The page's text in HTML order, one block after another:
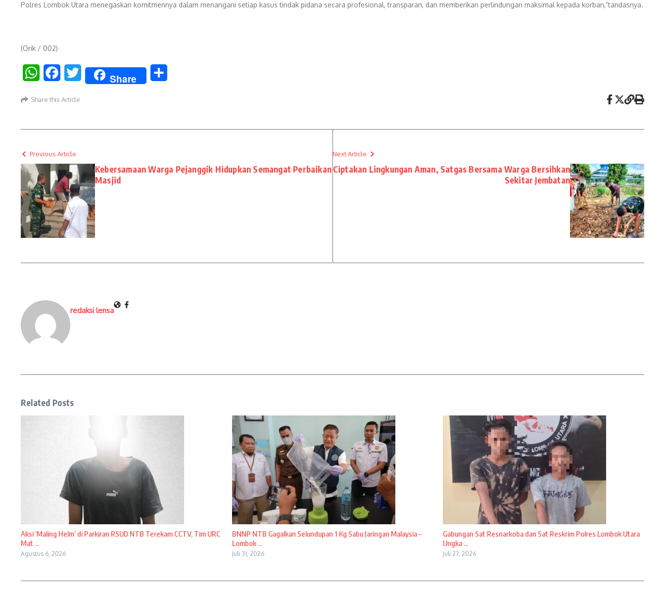
Polres Lombok Utara menegaskan komitmennya dalam menangani setiap kasus tindak pidana secara profesional, transparan, dan memberikan perlindungan maksimal kepada korban,”tandasnya.
(Orik / 002)
WhatsAppFacebookTwitter Share
Share this Article
Previous Article
Kebersamaan Warga Pejanggik Hidupkan Semangat Perbaikan
Masjid
Next Article
Ciptakan Lingkungan Aman, Satgas Bersama Warga Bersihkan
Sekitar Jembatan
redaksi lensa
Related Posts
Aksi ‘Maling Helm’ di Parkiran RSUD NTB Terekam CCTV, Tim URC
Mat ...
Agustus 6, 2026
BNNP NTB Gagalkan Selundupan 1 Kg Sabu Jaringan Malaysia –
Lombok ...
Juli 31, 2026
Gabungan Sat Resnarkoba dan Sat Reskrim Polres Lombok Utara
Ungka ...
Juli 27, 2026